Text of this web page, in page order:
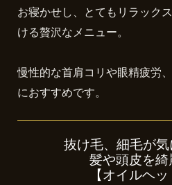
お寝かせし、とてもリラック
ける贅沢なメニュー。
慢性的な首肩コリや眼精疲労
におすすめです。
抜け毛、細毛が
髪や頭皮を綺
【オイルヘッ